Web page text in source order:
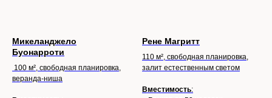
Микеланджело
Буонарроти
100 м², свободная планировка,
веранда-ниша
Рене Магритт
110 м², свободная планировка,
залит естественным светом
Вместимость: